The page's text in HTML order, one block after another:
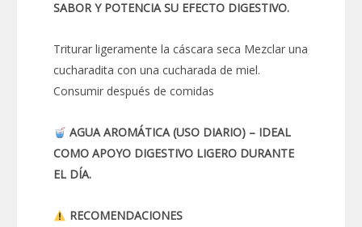
SABOR Y POTENCIA SU EFECTO DIGESTIVO.
Triturar ligeramente la cáscara seca Mezclar una
cucharadita con una cucharada de miel.
Consumir después de comidas
AGUA AROMÁTICA (USO DIARIO) – IDEAL
COMO APOYO DIGESTIVO LIGERO DURANTE
EL DÍA.
RECOMENDACIONES